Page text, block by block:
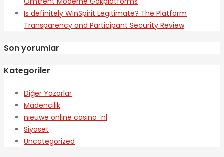
Is definitely WinSpirit Legitimate? The Platform
Transparency and Participant Security Review
Son yorumlar
Kategoriler
Diğer Yazarlar
Madencilik
nieuwe online casino_nl
Siyaset
Uncategorized